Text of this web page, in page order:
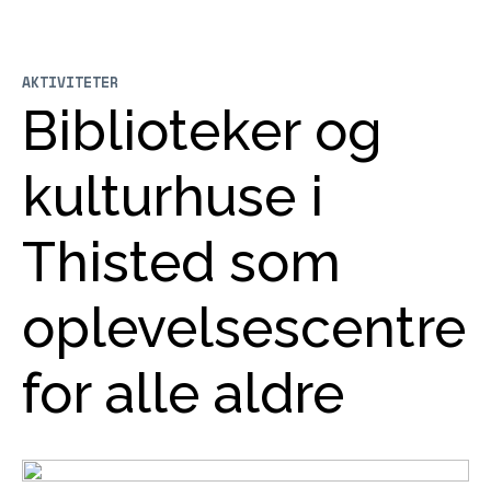
Biblioteker og
kulturhuse i
Thisted som
oplevelsescentre
for alle aldre
AKTIVITETER